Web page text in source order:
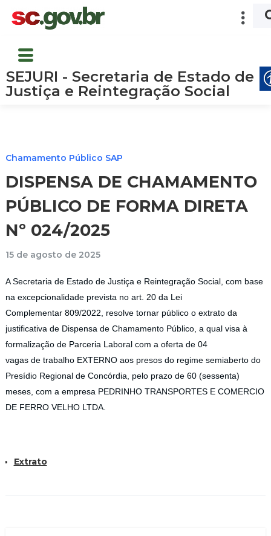
SEJURI - Secretaria de Estado de
Justiça e Reintegração Social
Chamamento Público SAP
DISPENSA DE CHAMAMENTO
PÚBLICO DE FORMA DIRETA
Nº 024/2025
15 de agosto de 2025
A Secretaria de Estado de Justiça e Reintegração Social, com base
na excepcionalidade prevista no art. 20 da Lei
Complementar 809/2022, resolve tornar público o extrato da
justificativa de Dispensa de Chamamento Público, a qual visa à
formalização de Parceria Laboral com a oferta de 04
vagas de trabalho EXTERNO aos presos do regime semiaberto do
Presídio Regional de Concórdia, pelo prazo de 60 (sessenta)
meses, com a empresa PEDRINHO TRANSPORTES E COMERCIO
DE FERRO VELHO LTDA.
Extrato